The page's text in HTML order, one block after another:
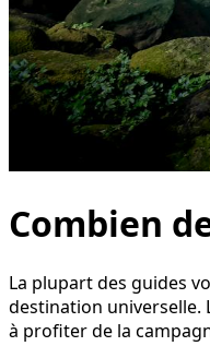
Combien
La plupart des guides
destination universelle.
à profiter de la